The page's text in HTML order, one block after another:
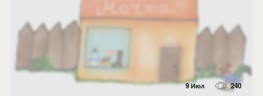
9 Июл 240